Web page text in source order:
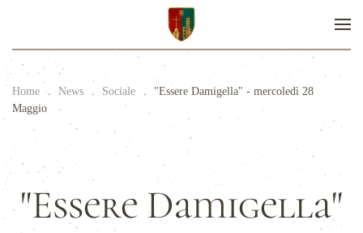
Home News Sociale
"Essere Damigella" - mercoledì 28
Maggio
"Essere Damigella"